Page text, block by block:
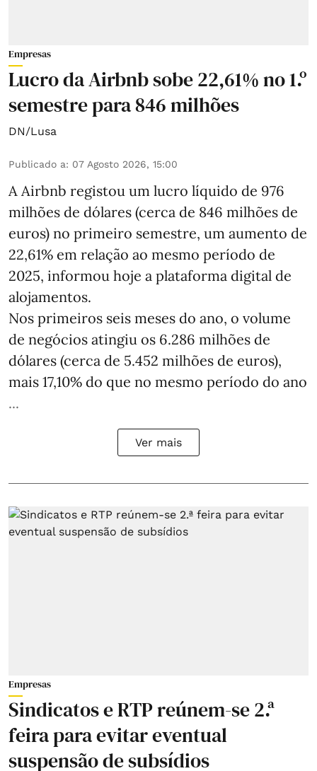
Empresas
Lucro da Airbnb sobe 22,61% no 1.º
semestre para 846 milhões
DN/Lusa
Publicado a: 07 Agosto 2026, 15:00
A Airbnb registou um lucro líquido de 976
milhões de dólares (cerca de 846 milhões de
euros) no primeiro semestre, um aumento de
22,61% em relação ao mesmo período de
2025, informou hoje a plataforma digital de
alojamentos.
Nos primeiros seis meses do ano, o volume
de negócios atingiu os 6.286 milhões de
dólares (cerca de 5.452 milhões de euros),
mais 17,10% do que no mesmo período do ano
...
Ver mais
Empresas
Sindicatos e RTP reúnem-se 2.ª
feira para evitar eventual
suspensão de subsídios